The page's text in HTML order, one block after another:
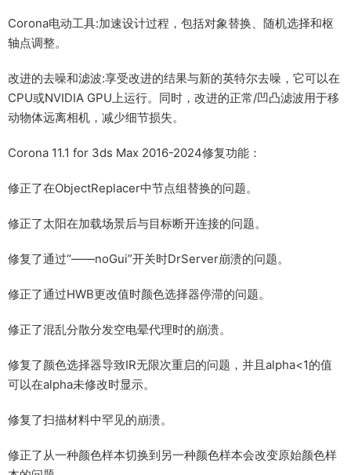
Corona电动工具:加速设计过程，包括对象替换、随机选择和枢
轴点调整。
改进的去噪和滤波:享受改进的结果与新的英特尔去噪，它可以在
CPU或NVIDIA GPU上运行。同时，改进的正常/凹凸滤波用于移
动物体远离相机，减少细节损失。
Corona 11.1 for 3ds Max 2016-2024修复功能：
修正了在ObjectReplacer中节点组替换的问题。
修正了太阳在加载场景后与目标断开连接的问题。
修复了通过“——noGui”开关时DrServer崩溃的问题。
修正了通过HWB更改值时颜色选择器停滞的问题。
修正了混乱分散分发空电晕代理时的崩溃。
修复了颜色选择器导致IR无限次重启的问题，并且alpha<1的值
可以在alpha未修改时显示。
修复了扫描材料中罕见的崩溃。
修正了从一种颜色样本切换到另一种颜色样本会改变原始颜色样